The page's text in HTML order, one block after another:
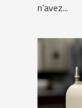
n’avez...